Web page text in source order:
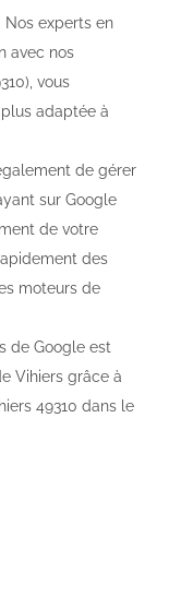
Nos experts en
avec nos
vous
adaptée à
de gérer
sur Google
de votre
des
moteurs de
de Google est
Vihiers grâce à
49310 dans le